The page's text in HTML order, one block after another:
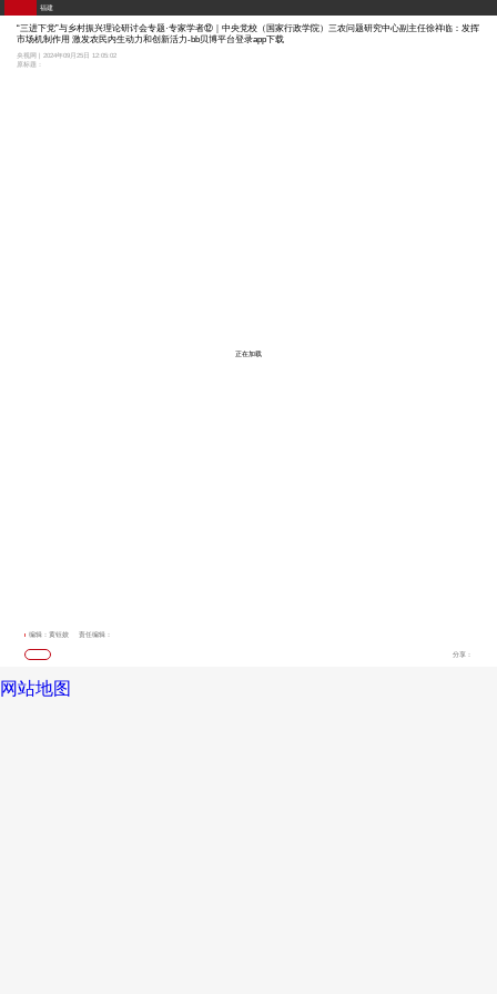
福建
“三进下党”与乡村振兴理论研讨会专题·专家学者⑫｜中央党校（国家行政学院）三农问题研究中心副主任徐祥临：发挥
市场机制作用 激发农民内生动力和创新活力-bb贝博平台登录app下载
央视网 | 2024年09月25日 12:05:02
原标题：
正在加载
编辑：黄钰姣 责任编辑：
分享：
网站地图